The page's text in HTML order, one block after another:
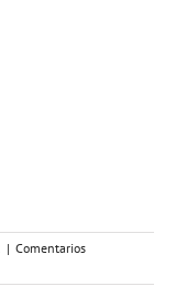
| Comentarios